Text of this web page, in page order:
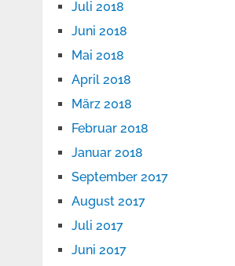
Juli 2018
Juni 2018
Mai 2018
April 2018
März 2018
Februar 2018
Januar 2018
September 2017
August 2017
Juli 2017
Juni 2017